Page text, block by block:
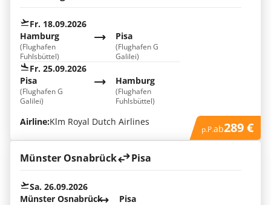
Fr. 18.09.2026
Hamburg
(Flughafen
Fuhlsbüttel)
Pisa
(Flughafen G
Galilei)
Fr. 25.09.2026
Hamburg
(Flughafen
Fuhlsbüttel)
Pisa
(Flughafen G
Galilei)
Airline:Klm Royal Dutch Airlines
p.P.ab289 €
Münster Osnabrück Pisa
Sa. 26.09.2026
Münster Osnabrück
Pisa